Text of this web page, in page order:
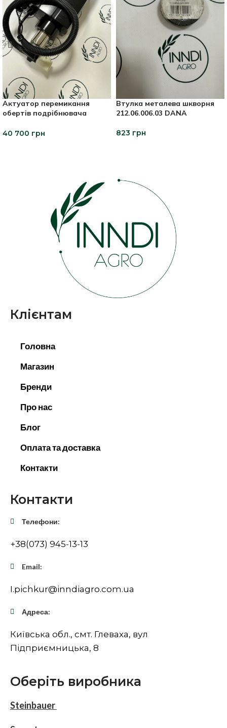
Актуатор перемикання
обертів подрібнювача
40 700 грн
Втулка металева шкворня
212.06.006.03 DANA
823 грн
Клієнтам
Головна
Магазин
Бренди
Про нас
Блог
Оплата та доставка
Контакти
Контакти
Телефони:
+38(073) 945-13-13
Email:
I.pichkur@inndiagro.com.ua
Адреса:
Київська обл., смт. Глеваха, вул
Підприємницька, 8
Оберіть виробника
Steinbauer